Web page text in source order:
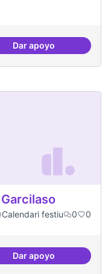
Dar apoyoProjecte Xarxa
Calendari festiu 0 0
Dar apoyoActivitats a l'Espai